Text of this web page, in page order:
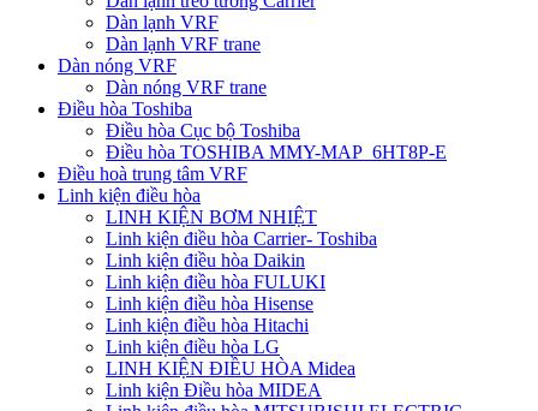
Dàn lạnh VRF
Dàn lạnh VRF trane
Dàn nóng VRF
Dàn nóng VRF trane
Điều hòa Toshiba
Điều hòa Cục bộ Toshiba
Điều hòa TOSHIBA MMY-MAP_6HT8P-E
Điều hoà trung tâm VRF
Linh kiện điều hòa
LINH KIỆN BƠM NHIỆT
Linh kiện điều hòa Carrier- Toshiba
Linh kiện điều hòa Daikin
Linh kiện điều hòa FULUKI
Linh kiện điều hòa Hisense
Linh kiện điều hòa Hitachi
Linh kiện điều hòa LG
LINH KIỆN ĐIỀU HÒA Midea
Linh kiện Điều hòa MIDEA